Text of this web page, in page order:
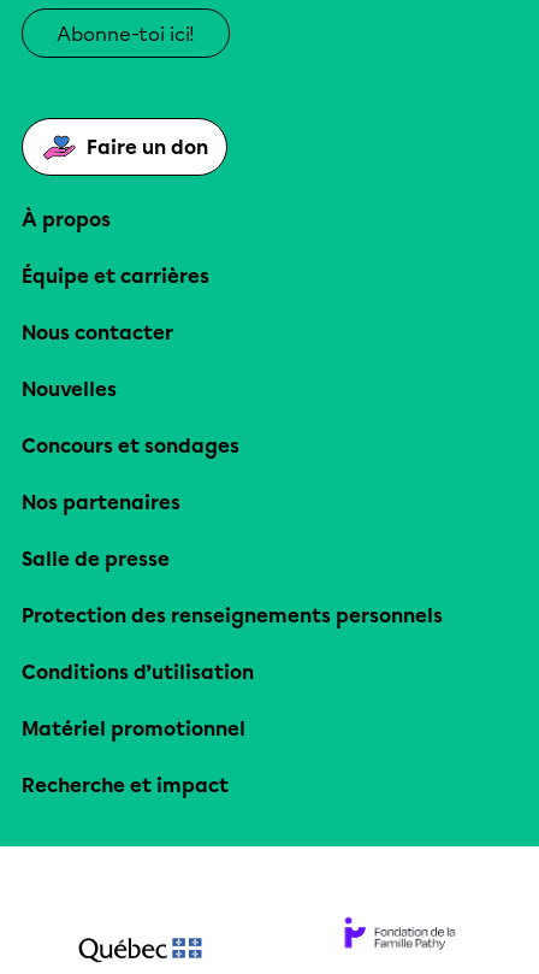
Abonne-toi ici!
Faire un don
À propos
Équipe et carrières
Nous contacter
Nouvelles
Concours et sondages
Nos partenaires
Salle de presse
Protection des renseignements personnels
Conditions d’utilisation
Matériel promotionnel
Recherche et impact